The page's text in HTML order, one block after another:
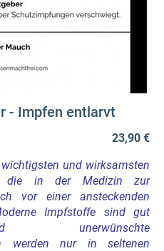
- Impfen entlarvt
23,90 €
und wirksamsten
die in der Medizin zur
vor einer ansteckenden
Impfstoffe sind gut
unerwünschte
werden nur in seltenen